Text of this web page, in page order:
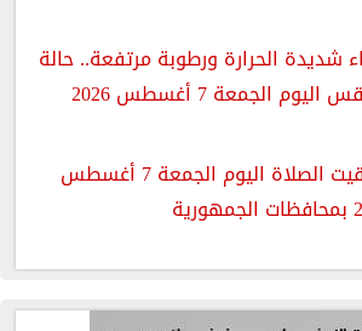
شديدة الحرارة ورطوبة مرتفعة.. حالة
الجمعة 7 أغسطس 2026
مواقيت الصلاة اليوم الجمعة 7 أغسطس